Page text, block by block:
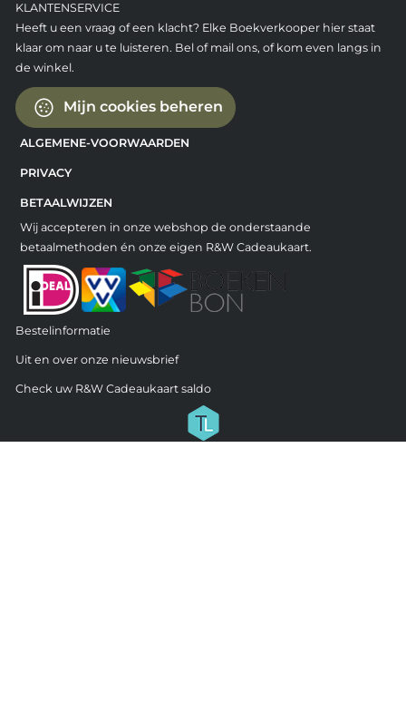
KLANTENSERVICE
Heeft u een vraag of een klacht? Elke Boekverkooper hier staat
klaar om naar u te luisteren. Bel of mail ons, of kom even langs in
de winkel.
Mijn cookies beheren
ALGEMENE-VOORWAARDEN
PRIVACY
BETAALWIJZEN
Wij accepteren in onze webshop de onderstaande
betaalmethoden én onze eigen R&W Cadeaukaart.
Bestelinformatie
Uit en over onze nieuwsbrief
Check uw R&W Cadeaukaart saldo